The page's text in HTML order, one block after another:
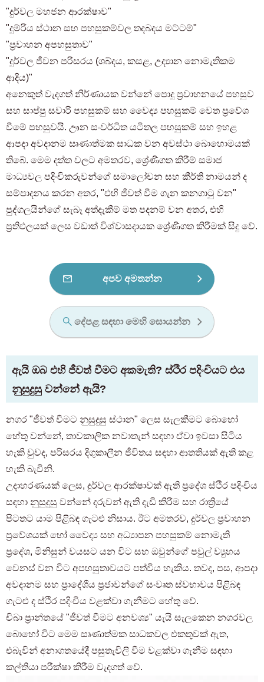
"දුර්වල මහජන ආරක්ෂාව"
"දුම්රිය ස්ථාන සහ පහසුකම්වල තදබදය මට්ටම්"
"ප්‍රවාහන අපහසුතාව"
"දුර්වල ජීවන පරිසරය (ශබ්දය, කසළ, උද්‍යාන නොමැතිකම
ආදිය)"
අනෙකුත් වැදගත් නිර්ණායක වන්නේ පොදු ප්‍රවාහනයේ පහසුව
සහ සාප්පු සවාරි පහසුකම් සහ වෛද්‍ය පහසුකම් වෙත ප්‍රවේශ
වීමේ පහසුවයි. ඌන සංවර්ධිත යටිතල පහසුකම් සහ ඉහළ
ආපදා අවදානම ඍණාත්මක සාධක වන අවස්ථා බොහොමයක්
තිබේ. මෙම දත්ත වලට අමතරව, ශ්‍රේණිගත කිරීම් සමාජ
මාධ්‍යවල පදිංචිකරුවන්ගේ සමාලෝචන සහ කීර්ති නාමයන් ද
සම්පාදනය කරන අතර, "එහි ජීවත් වීම ගැන කනගාටු වන"
පුද්ගලයින්ගේ සැබෑ අත්දැකීම් මත පදනම් වන අතර, එහි
ප්‍රතිඵලයක් ලෙස වඩාත් විශ්වාසදායක ශ්‍රේණිගත කිරීමක් සිදු වේ.
අපව අමතන්න
දේපළ සඳහා මෙහි සොයන්න
ඇයි ඔබ එහි ජීවත් වීමට අකමැති? ස්ථිර පදිංචියට එය
නුසුදුසු වන්නේ ඇයි?
නගර "ජීවත් වීමට නුසුදුසු ස්ථාන" ලෙස සැලකීමට බොහෝ
හේතු වන්නේ, තාවකාලික නවාතැන් සඳහා ඒවා ඉවසා සිටිය
හැකි වුවද, පරිසරය දිගුකාලීන ජීවිතය සඳහා ආතතියක් ඇති කළ
හැකි බැවිනි.
උදාහරණයක් ලෙස, දුර්වල ආරක්ෂාවක් ඇති ප්‍රදේශ ස්ථිර පදිංචිය
සඳහා නුසුදුසු වන්නේ දරුවන් ඇති දැඩි කිරීම සහ රාත්‍රියේ
පිටතට යාම පිළිබඳ ගැටළු නිසාය. ඊට අමතරව, දුර්වල ප්‍රවාහන
ප්‍රවේශයක් හෝ වෛද්‍ය සහ අධ්‍යාපන පහසුකම් නොමැති
ප්‍රදේශ, මිනිසුන් වයසට යන විට සහ ඔවුන්ගේ පවුල් ව්‍යුහය
වෙනස් වන විට අපහසුතාවයට පත්විය හැකිය. තවද, පස, ආපදා
අවදානම සහ ප්‍රාදේශීය ප්‍රජාවන්ගේ සංවෘත ස්වභාවය පිළිබඳ
ගැටළු ද ස්ථිර පදිංචිය වළක්වා ගැනීමට හේතු වේ.
චිබා ප්‍රාන්තයේ "ජීවත් වීමට අනවශ්‍ය" යැයි සැලකෙන නගරවල
බොහෝ විට මෙම සෘණාත්මක සාධකවල එකතුවක් ඇත,
එබැවින් අනාගතයේදී පසුතැවිලි වීම වළක්වා ගැනීම සඳහා
කල්තියා පරීක්ෂා කිරීම වැදගත් වේ.